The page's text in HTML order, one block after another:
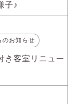
子♪
お知らせ
客室リニュー